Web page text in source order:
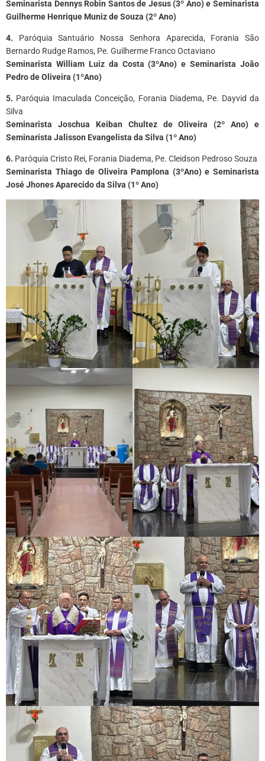
Seminarista Dennys Robin Santos de Jesus (3º Ano) e Seminarista
Guilherme Henrique Muniz de Souza (2º Ano)
4. Paróquia Santuário Nossa Senhora Aparecida, Forania São
Bernardo Rudge Ramos, Pe. Guilherme Franco Octaviano
Seminarista William Luiz da Costa (3ºAno) e Seminarista João
Pedro de Oliveira (1ºAno)
5. Paróquia Imaculada Conceição, Forania Diadema, Pe. Dayvid da
Silva
Seminarista Joschua Keiban Chultez de Oliveira (2º Ano) e
Seminarista Jalisson Evangelista da Silva (1º Ano)
6. Paróquia Cristo Rei, Forania Diadema, Pe. Cleidson Pedroso Souza
Seminarista Thiago de Oliveira Pamplona (3ºAno) e Seminarista
José Jhones Aparecido da Silva (1º Ano)